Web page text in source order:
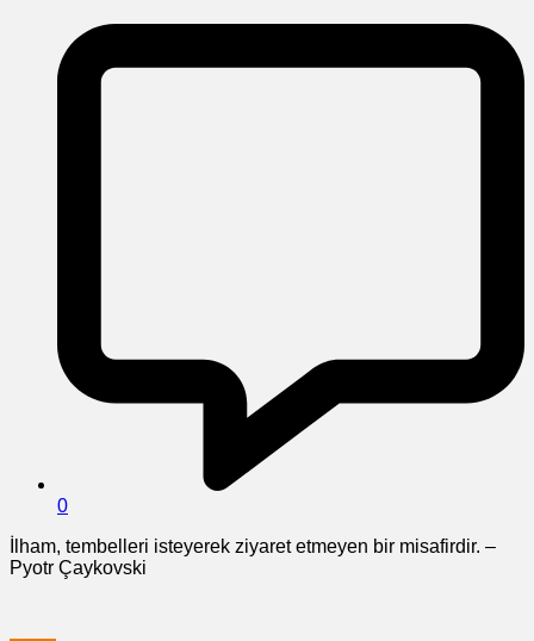
0
İlham, tembelleri isteyerek ziyaret etmeyen bir misafirdir. –
Pyotr Çaykovski